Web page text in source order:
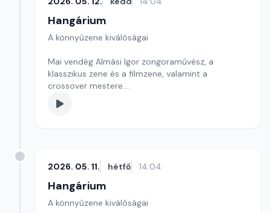
Hangárium
A könnyűzene kiválóságai
Mai vendég Almási Igor zongoraművész, a
klasszikus zene és a filmzene, valamint a
crossover mestere.
Szerkesztő: Balogh Tibor
2026. 05. 11. hétfő 14:04
Hangárium
A könnyűzene kiválóságai